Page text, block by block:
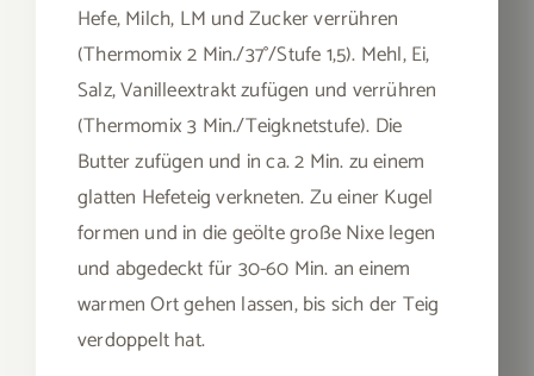
Hefe, Milch, LM und Zucker verrühren
(Thermomix 2 Min./37°/Stufe 1,5). Mehl, Ei,
Salz, Vanilleextrakt zufügen und verrühren
(Thermomix 3 Min./Teigknetstufe). Die
Butter zufügen und in ca. 2 Min. zu einem
glatten Hefeteig verkneten. Zu einer Kugel
formen und in die geölte große Nixe legen
und abgedeckt für 30-60 Min. an einem
warmen Ort gehen lassen, bis sich der Teig
verdoppelt hat.